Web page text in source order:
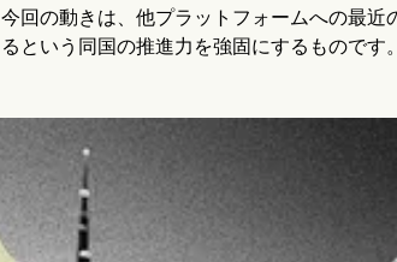
今回の動きは、他プラットフォームへの最
るという同国の推進力を強固にするものです。